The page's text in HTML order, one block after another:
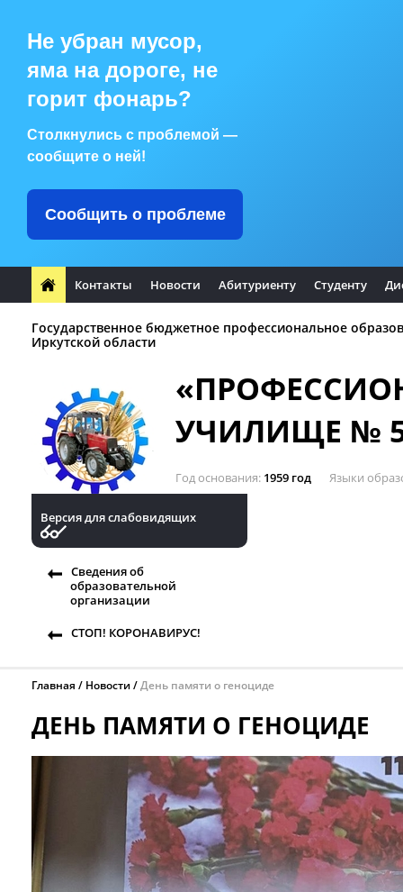
Не убран мусор,
яма на дороге, не
горит фонарь?
Столкнулись с проблемой —
сообщите о ней!
Сообщить о проблеме
Контакты Новости Абитуриенту Студенту
Государственное бюджетное профессиональное
Иркутской области
УЧИЛИЩЕ №
Год основания 1959 год Языки
Версия для слабовидящих
Сведения об
образовательной
организации
СТОП! КОРОНАВИРУС!
Главная Новости День памяти о геноциде
ДЕНЬ ПАМЯТИ О ГЕНОЦИДЕ